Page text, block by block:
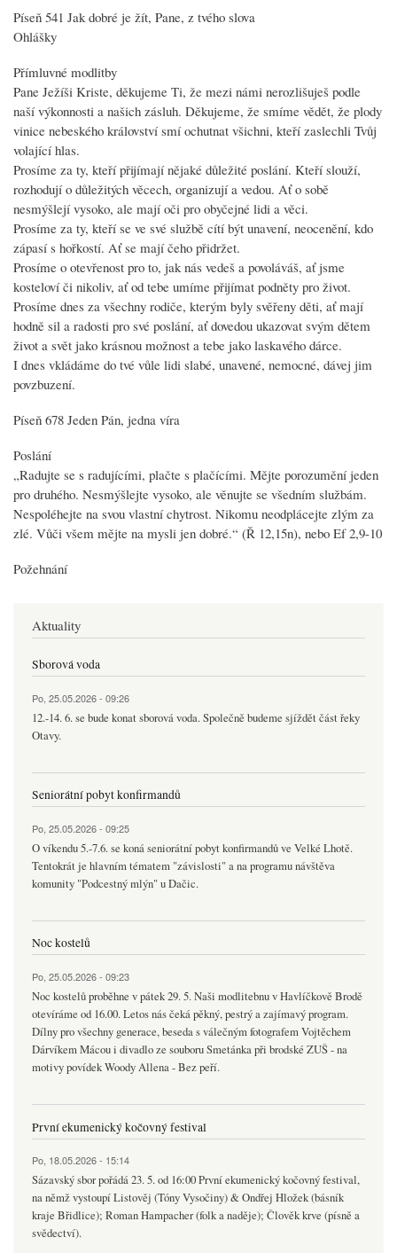
Píseň 541 Jak dobré je žít, Pane, z tvého slova
Ohlášky
Přímluvné modlitby
Pane Ježíši Kriste, děkujeme Ti, že mezi námi nerozlišuješ podle
naší výkonnosti a našich zásluh. Děkujeme, že smíme vědět, že plody
vinice nebeského království smí ochutnat všichni, kteří zaslechli Tvůj
volající hlas.
Prosíme za ty, kteří přijímají nějaké důležité poslání. Kteří slouží,
rozhodují o důležitých věcech, organizují a vedou. Ať o sobě
nesmýšlejí vysoko, ale mají oči pro obyčejné lidi a věci.
Prosíme za ty, kteří se ve své službě cítí být unavení, neocenění, kdo
zápasí s hořkostí. Ať se mají čeho přidržet.
Prosíme o otevřenost pro to, jak nás vedeš a povoláváš, ať jsme
kosteloví či nikoliv, ať od tebe umíme přijímat podněty pro život.
Prosíme dnes za všechny rodiče, kterým byly svěřeny děti, ať mají
hodně sil a radosti pro své poslání, ať dovedou ukazovat svým dětem
život a svět jako krásnou možnost a tebe jako laskavého dárce.
I dnes vkládáme do tvé vůle lidi slabé, unavené, nemocné, dávej jim
povzbuzení.
Píseň 678 Jeden Pán, jedna víra
Poslání
„Radujte se s radujícími, plačte s plačícími. Mějte porozumění jeden
pro druhého. Nesmýšlejte vysoko, ale věnujte se všedním službám.
Nespoléhejte na svou vlastní chytrost. Nikomu neodplácejte zlým za
zlé. Vůči všem mějte na mysli jen dobré.“ (Ř 12,15n), nebo Ef 2,9-10
Požehnání
Aktuality
Sborová voda
Po, 25.05.2026 - 09:26
12.-14. 6. se bude konat sborová voda. Společně budeme sjíždět část řeky
Otavy.
Seniorátní pobyt konfirmandů
Po, 25.05.2026 - 09:25
O víkendu 5.-7.6. se koná seniorátní pobyt konfirmandů ve Velké Lhotě.
Tentokrát je hlavním tématem "závislosti" a na programu návštěva
komunity "Podcestný mlýn" u Dačic.
Noc kostelů
Po, 25.05.2026 - 09:23
Noc kostelů proběhne v pátek 29. 5. Naši modlitebnu v Havlíčkově Brodě
otevíráme od 16.00. Letos nás čeká pěkný, pestrý a zajímavý program.
Dílny pro všechny generace, beseda s válečným fotografem Vojtěchem
Dárvíkem Mácou i divadlo ze souboru Smetánka při brodské ZUŠ - na
motivy povídek Woody Allena - Bez peří.
První ekumenický kočovný festival
Po, 18.05.2026 - 15:14
Sázavský sbor pořádá 23. 5. od 16:00 První ekumenický kočovný festival,
na němž vystoupí Listověj (Tóny Vysočiny) & Ondřej Hložek (básník
kraje Břidlice); Roman Hampacher (folk a naděje); Člověk krve (písně a
svědectví).